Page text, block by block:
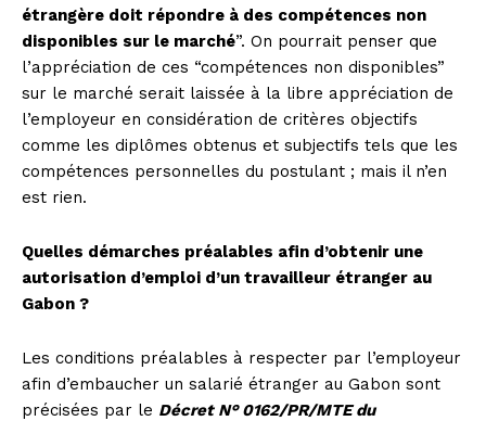
étrangère doit répondre à des compétences non
disponibles sur le marché”. On pourrait penser que
l’appréciation de ces “compétences non disponibles”
sur le marché serait laissée à la libre appréciation de
l’employeur en considération de critères objectifs
comme les diplômes obtenus et subjectifs tels que les
compétences personnelles du postulant ; mais il n’en
est rien.
Quelles démarches préalables afin d’obtenir une
autorisation d’emploi d’un travailleur étranger au
Gabon ?
Les conditions préalables à respecter par l’employeur
afin d’embaucher un salarié étranger au Gabon sont
précisées par le Décret N° 0162/PR/MTE du